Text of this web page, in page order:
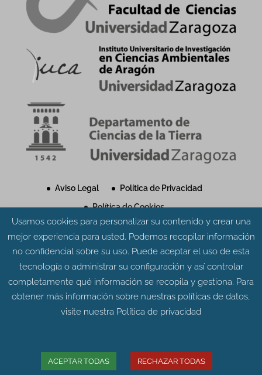
Aviso Legal
Política de Privacidad
Política de Cookies
© Grupo Aragosaurus 2023.
Universidad de Zaragoza. Facultad de Ciencias.
Diseño web:Intesiscon
Usamos cookies para personalizar su contenido y crear una
mejor experiencia para usted. Podemos recopilar información
no confidencial sobre su uso. Puede aceptar el uso de esta
tecnología o administrar su configuración y así controlar
completamente qué información se recopila y gestiona. Para
obtener más información sobre nuestras políticas de datos,
visite nuestra Política de privacidad
ACEPTAR TODAS RECHAZAR TODAS